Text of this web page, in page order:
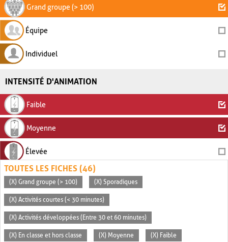
Grand groupe (> 100)
Équipe
Individuel
INTENSITÉ D'ANIMATION
Faible
Moyenne
Élevée
TOUTES LES FICHES (46)
(X) Grand groupe (> 100) (X) Sporadiques
(X) Activités courtes (< 30 minutes)
(X) Activités développées (Entre 30 et 60 minutes)
(X) En classe et hors classe (X) Moyenne (X) Faible